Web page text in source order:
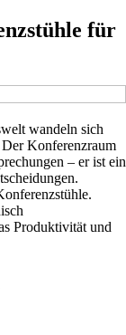
für
wandeln sich
Konferenzraum
– er ist ein
Produktivität und